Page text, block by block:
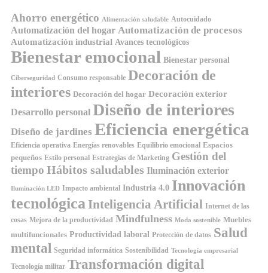
Ahorro energético Alimentación saludable Autocuidado
Automatización del hogar Automatización de procesos
Automatización industrial Avances tecnológicos
Bienestar emocional Bienestar personal
Ciberseguridad Consumo responsable Decoración de
interiores Decoración del hogar Decoración exterior
Desarrollo personal Diseño de interiores
Diseño de jardines Eficiencia energética
Eficiencia operativa Energías renovables Equilibrio emocional Espacios
pequeños Estilo personal Estrategias de Marketing Gestión del
tiempo Hábitos saludables Iluminación exterior
Iluminación LED Impacto ambiental Industria 4.0 Innovación
tecnológica Inteligencia Artificial Internet de las
cosas Mejora de la productividad Mindfulness Moda sostenible Muebles
multifuncionales Productividad laboral Protección de datos Salud
mental Seguridad informática Sostenibilidad Tecnología empresarial
Tecnología militar Transformación digital